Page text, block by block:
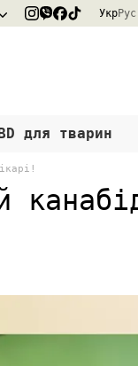
УкрРус
для тварин